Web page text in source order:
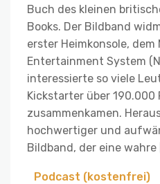
Buch des kleinen
Books. Der Bildband
erster Heimkonsole, dem
Entertainment System
interessierte so viele
Kickstarter über 190.000
zusammenkamen.
hochwertiger und
Bildband, der eine wahre
Podcast (kostenfrei)